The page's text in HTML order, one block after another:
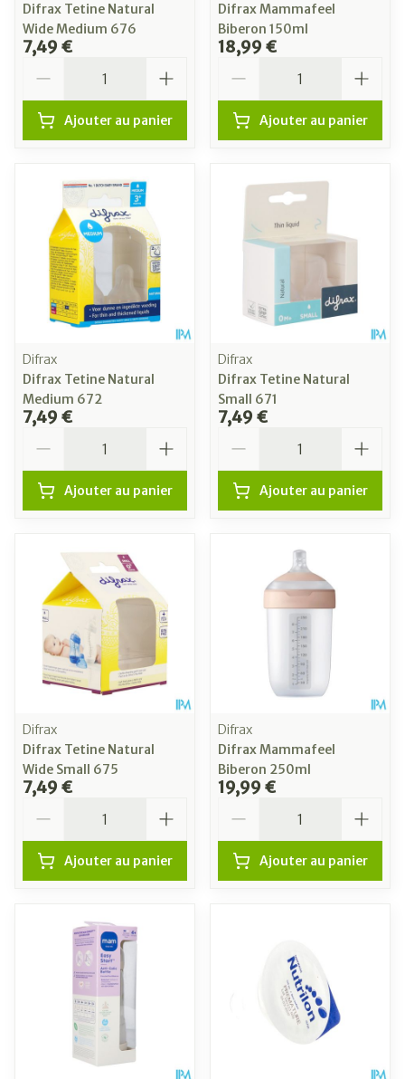
Difrax Tetine Natural
Wide Medium 676
7,49 €
Ajouter au panier
Difrax Mammafeel
Biberon 150ml
18,99 €
Ajouter au panier
Difrax
Difrax Tetine Natural
Medium 672
7,49 €
Ajouter au panier
Difrax
Difrax Tetine Natural
Small 671
7,49 €
Ajouter au panier
Difrax
Difrax Tetine Natural
Wide Small 675
7,49 €
Ajouter au panier
Difrax
Difrax Mammafeel
Biberon 250ml
19,99 €
Ajouter au panier